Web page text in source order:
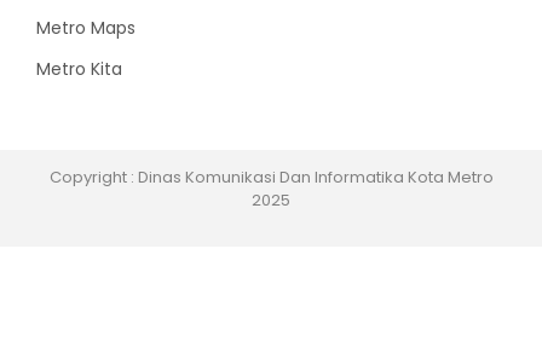
Metro Maps
Metro Kita
Copyright : Dinas Komunikasi Dan Informatika Kota Metro
2025